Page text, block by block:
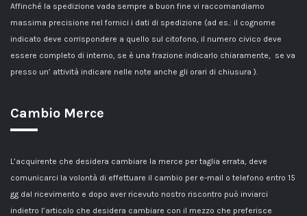
Affinché la spedizione vada sempre a buon fine vi raccomandiamo
massima precisione nel fornici i dati di spedizione (ad es.: il cognome
indicato deve corrispondere a quello sul citofono, il numero civico deve
essere completo di interno, se è una frazione indicarlo chiaramente, se va
presso un’ attività indicare nelle note anche gli orari di chiusura ).
Cambio Merce
L’acquirente che desidera cambiare la merce per taglia errata, deve
comunicarci la volontà di effettuare il cambio per e-mail o telefono entro 15
gg dal ricevimento e dopo aver ricevuto nostro riscontro può inviarci
indietro l’articolo che desidera cambiare con il mezzo che preferisce